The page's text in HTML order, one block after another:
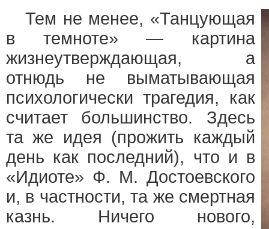
Тем не менее, «Танцующая
в темноте» — картина
жизнеутверждающая, а
отнюдь не выматывающая
психологически трагедия, как
считает большинство. Здесь
та же идея (прожить каждый
день как последний), что и в
«Идиоте» Ф. М. Достоевского
и, в частности, та же смертная
казнь. Ничего нового,